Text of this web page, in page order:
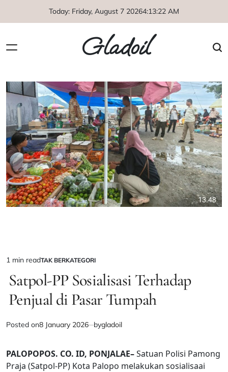
Today: Friday, August 7 20264:13:22 AM
Gladoil
Estimated
read
time
1 min readPOSTED
IN
TAK BERKATEGORI
Satpol-PP Sosialisasi Terhadap
Penjual di Pasar Tumpah
Posted on8 January 2026 bygladoil
PALOPOPOS. CO. ID, PONJALAE–Satuan Polisi Pamong
Praja (Satpol-PP) Kota Palopo melakukan sosialisaai